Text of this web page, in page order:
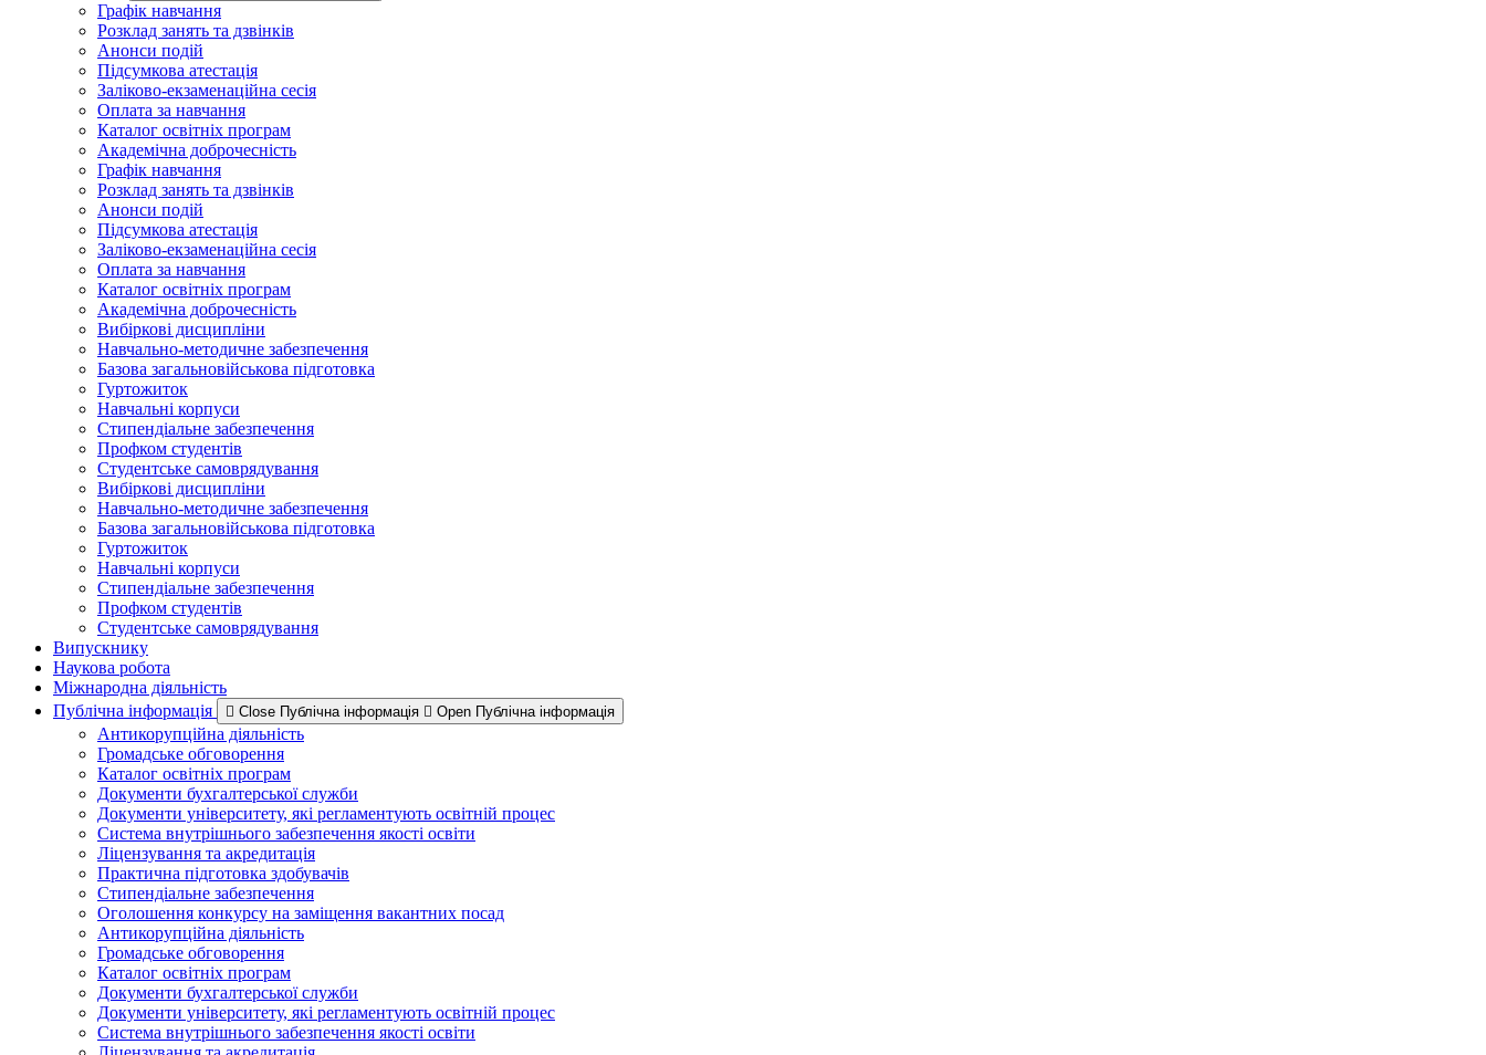
Графік навчання
Розклад занять та дзвінків
Анонси подій
Підсумкова атестація
Заліково-екзаменаційна сесія
Оплата за навчання
Каталог освітніх програм
Академічна доброчесність
Графік навчання
Розклад занять та дзвінків
Анонси подій
Підсумкова атестація
Заліково-екзаменаційна сесія
Оплата за навчання
Каталог освітніх програм
Академічна доброчесність
Вибіркові дисципліни
Навчально-методичне забезпечення
Базова загальновійськова підготовка
Гуртожиток
Навчальні корпуси
Стипендіальне забезпечення
Профком студентів
Студентське самоврядування
Вибіркові дисципліни
Навчально-методичне забезпечення
Базова загальновійськова підготовка
Гуртожиток
Навчальні корпуси
Стипендіальне забезпечення
Профком студентів
Студентське самоврядування
Випускнику
Наукова робота
Міжнародна діяльність
Публічна інформація
Close Публічна інформація Open Публічна інформація
Антикорупційна діяльність
Громадське обговорення
Каталог освітніх програм
Документи бухгалтерської служби
Документи університету, які регламентують освітній процес
Система внутрішнього забезпечення якості освіти
Ліцензування та акредитація
Практична підготовка здобувачів
Стипендіальне забезпечення
Оголошення конкурсу на заміщення вакантних посад
Антикорупційна діяльність
Громадське обговорення
Каталог освітніх програм
Документи бухгалтерської служби
Документи університету, які регламентують освітній процес
Система внутрішнього забезпечення якості освіти